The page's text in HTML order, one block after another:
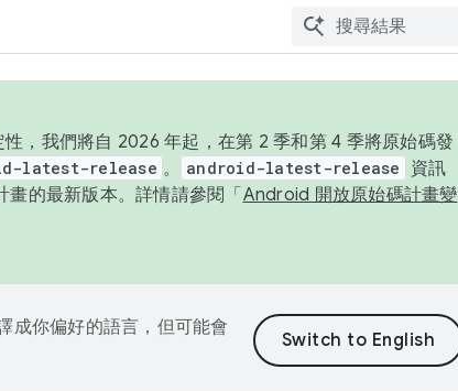
，我們將自 2026 年起，在第 2 季和第 4 季將原始碼發
latest-release 。 android-latest-release
資訊
的最新版本。詳情請參閱「 Android 開放原始碼計畫變
成你偏好的語言，但可能會